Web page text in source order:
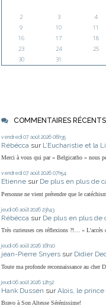
2
3 4
9
10 11
16
17 18
23
24 25
30
31
COMMENTAIRES RÉCENTS
vendredi 07 août 2026 08h35
Rébécca sur L’Eucharistie et la
Merci à vous qui par « Belgicatho » nous
vendredi 07 août 2026 07h54
Etienne sur De plus en plus de
Personne ne vient prétendre que le
jeudi 06 août 2026 23h43
Rébécca sur De plus en plus de
Très curieuses ces réflexions ?!… « L'accès
jeudi 06 août 2026 16h10
jean-Pierre Snyers sur Didier
Toute ma profonde reconnaissance au cher
jeudi 06 août 2026 12h32
Hank Dussen sur Alois, le
Bravo à Son Altesse Sérénissime!